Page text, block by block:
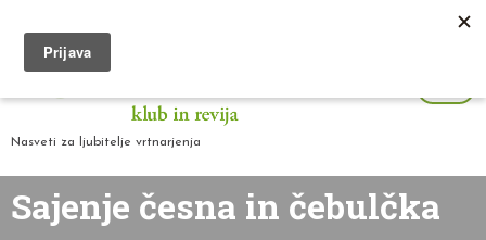
Nasveti za ljubitelje vrtnarjenja
Sajenje česna in čebulčka